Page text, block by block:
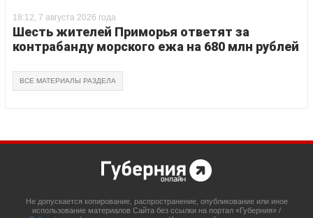
18:12, 7 августа 2026 года
Шесть жителей Приморья ответят за
контрабанду морского ежа на 680 млн рублей
ВСЕ МАТЕРИАЛЫ РАЗДЕЛА
Не допускается копирование, распространение, опубликование или иное
использование материалов Сайта без ссылки на портал «Губерния» /